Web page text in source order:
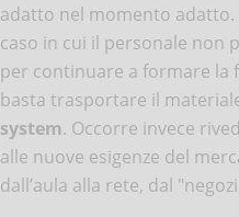
adatto nel momento
caso in cui il personale non
per continuare a formare la
basta trasportare il
system. Occorre invece
alle nuove esigenze del
dall’aula alla rete, dal